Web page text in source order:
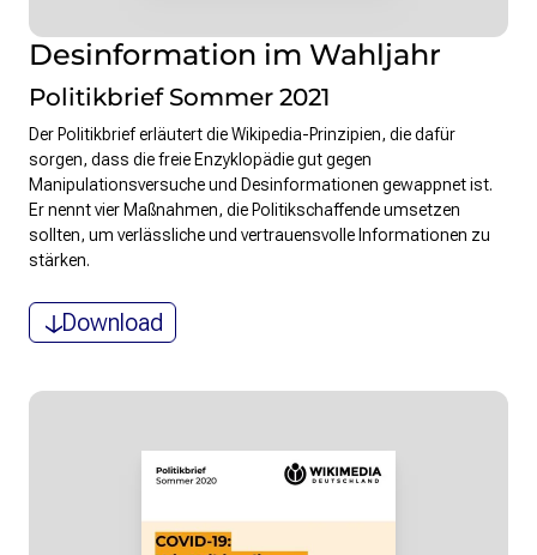
Desinformation im Wahljahr
Politikbrief Sommer 2021
Der Politikbrief erläutert die Wikipedia-Prinzipien, die dafür
sorgen, dass die freie Enzyklopädie gut gegen
Manipulationsversuche und Desinformationen gewappnet ist.
Er nennt vier Maßnahmen, die Politikschaffende umsetzen
sollten, um verlässliche und vertrauensvolle Informationen zu
stärken.
Download